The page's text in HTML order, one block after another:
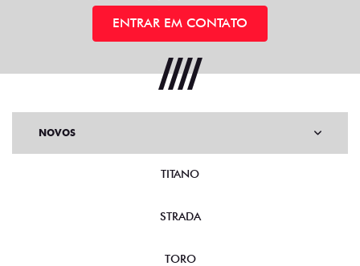
ENTRAR EM CONTATO
NOVOS
TITANO
STRADA
TORO